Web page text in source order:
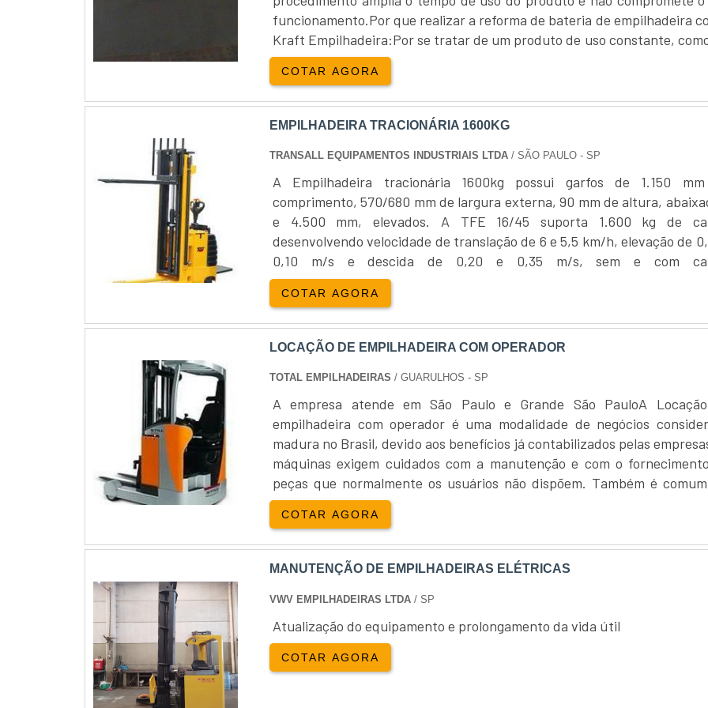
funcionamento.Por que realizar a reforma de bateria de empilhadeira
Kraft Empilhadeira:Por se tratar de um produto de uso constante, como
caso da empilhadeira, é necessário realizar manutenções constantes
identificar falhas....
COTAR AGORA
EMPILHADEIRA TRACIONÁRIA 1600KG
TRANSALL EQUIPAMENTOS INDUSTRIAIS LTDA/ SÃO PAULO - SP
A Empilhadeira tracionária 1600kg possui garfos de 1.150
comprimento, 570/680 mm de largura externa, 90 mm de altura,
e 4.500 mm, elevados. A TFE 16/45 suporta 1.600 kg de
desenvolvendo velocidade de translação de 6 e 5,5 km/h, elevação de
0,10 m/s e descida de 0,20 e 0,35 m/s, sem e com
respectivamente.Empilhadeira tracionária 1600kg com raio de giro de
mm, inclui freio de estacionamento eletromagné....
COTAR AGORA
LOCAÇÃO DE EMPILHADEIRA COM OPERADOR
TOTAL EMPILHADEIRAS / GUARULHOS - SP
A empresa atende em São Paulo e Grande São PauloA
empilhadeira com operador é uma modalidade de negócios
madura no Brasil, devido aos benefícios já contabilizados pelas
máquinas exigem cuidados com a manutenção e com o
peças que normalmente os usuários não dispõem. Também é
comprar o equipamento, o cliente não seguir rigorosamente o
determina o manual do fabricante. Com isso, o c....
COTAR AGORA
MANUTENÇÃO DE EMPILHADEIRAS ELÉTRICAS
VWV EMPILHADEIRAS LTDA/ SP
Atualização do equipamento e prolongamento da vida útil
COTAR AGORA